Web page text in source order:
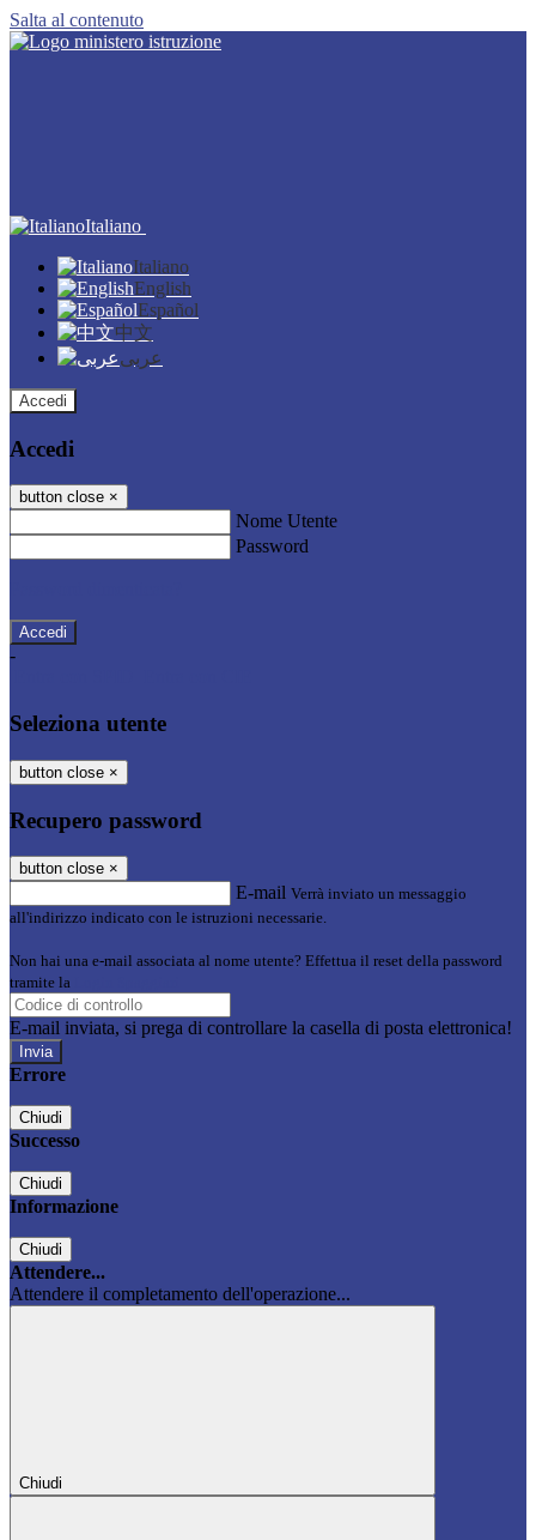
Salta al contenuto
Italiano
Italiano
English
Español
中文
عربى
Accedi
Accedi
button close ×
Nome Utente
Password
-
Seleziona utente
button close ×
Recupero password
button close ×
E-mail Verrà inviato un messaggio
all'indirizzo indicato con le istruzioni necessarie.
Non hai una e-mail associata al nome utente? Effettua il reset della password
tramite la
E-mail inviata, si prega di controllare la casella di posta elettronica!
Errore
Chiudi
Successo
Chiudi
Informazione
Chiudi
Attendere...
Attendere il completamento dell'operazione...
Chiudi